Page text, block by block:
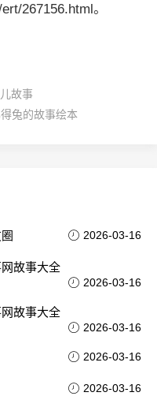
267156.html。
故事
兔的故事绘本
2026-03-16
故事大全
2026-03-16
故事大全
2026-03-16
2026-03-16
2026-03-16